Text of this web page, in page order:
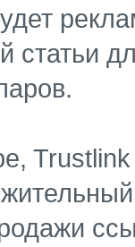
статьи
Trustlink